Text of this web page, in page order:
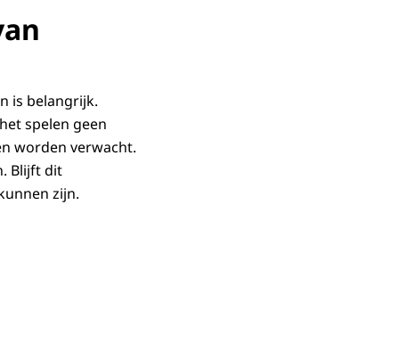
is belangrijk.
spelen geen
worden verwacht.
Blijft dit
zijn.